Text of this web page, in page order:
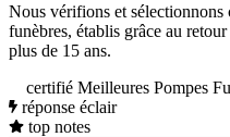
Nous vérifions et sélectionnons
funèbres, établis grâce au
plus de 15 ans.
certifié Meilleures Pompes
réponse éclair
top notes